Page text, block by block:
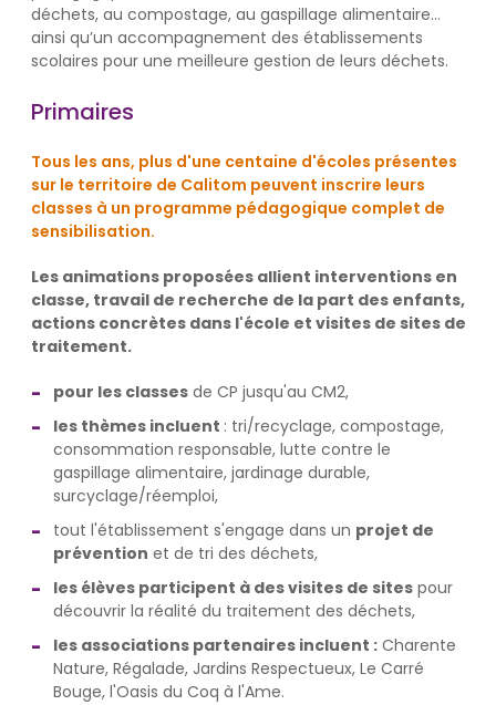
déchets, au compostage, au gaspillage alimentaire…
ainsi qu’un accompagnement des établissements
scolaires pour une meilleure gestion de leurs déchets.
Primaires
Tous les ans, plus d'une centaine d'écoles présentes
sur le territoire de Calitom peuvent inscrire leurs
classes à un programme pédagogique complet de
sensibilisation.
Les animations proposées allient interventions en
classe, travail de recherche de la part des enfants,
actions concrètes dans l'école et visites de sites de
traitement.
pour les classesde CP jusqu'au CM2,
les thèmes incluent : tri/recyclage, compostage,
consommation responsable, lutte contre le
gaspillage alimentaire, jardinage durable,
surcyclage/réemploi,
tout l'établissement s'engage dans un projet de
prévention et de tri des déchets,
les élèves participent à des visites de sitespour
découvrir la réalité du traitement des déchets,
les associations partenaires incluent :Charente
Nature, Régalade, Jardins Respectueux, Le Carré
Bouge, l'Oasis du Coq à l'Ame.